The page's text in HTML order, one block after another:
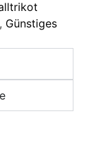
, Günstiges